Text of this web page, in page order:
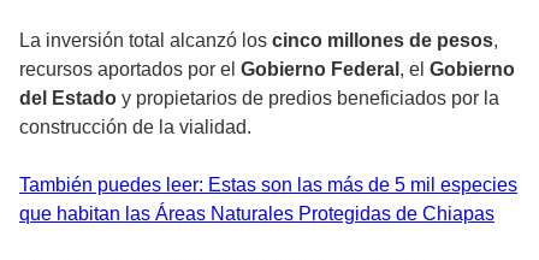
La inversión total alcanzó los cinco millones de pesos,
recursos aportados por el Gobierno Federal , el Gobierno
del Estado y propietarios de predios beneficiados por la
construcción de la vialidad.
También puedes leer: Estas son las más de 5 mil especies
que habitan las Áreas Naturales Protegidas de Chiapas